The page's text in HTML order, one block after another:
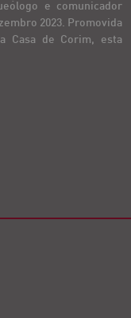
e comunicador
2023. Promovida
Casa de Corim, esta